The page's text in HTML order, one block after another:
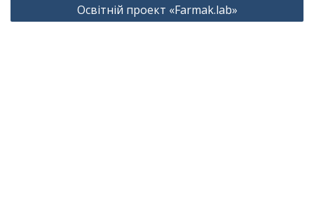
Освітній проект «Farmak.lab»